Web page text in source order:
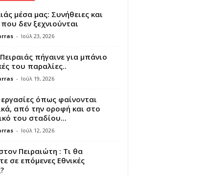
μέσα μας: Συνήθειες και
που δεν ξεχνιούνται
- Ιούλ 23, 2026
πήγαινε για μπάνιο
του παραλίες..
- Ιούλ 19, 2026
όπως φαίνονται
από την οροφή και στο
του σταδίου...
- Ιούλ 12, 2026
Πειραιώτη : Τι θα
σε επόμενες Εθνικές